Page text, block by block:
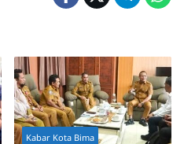
Kabar Kota Bima